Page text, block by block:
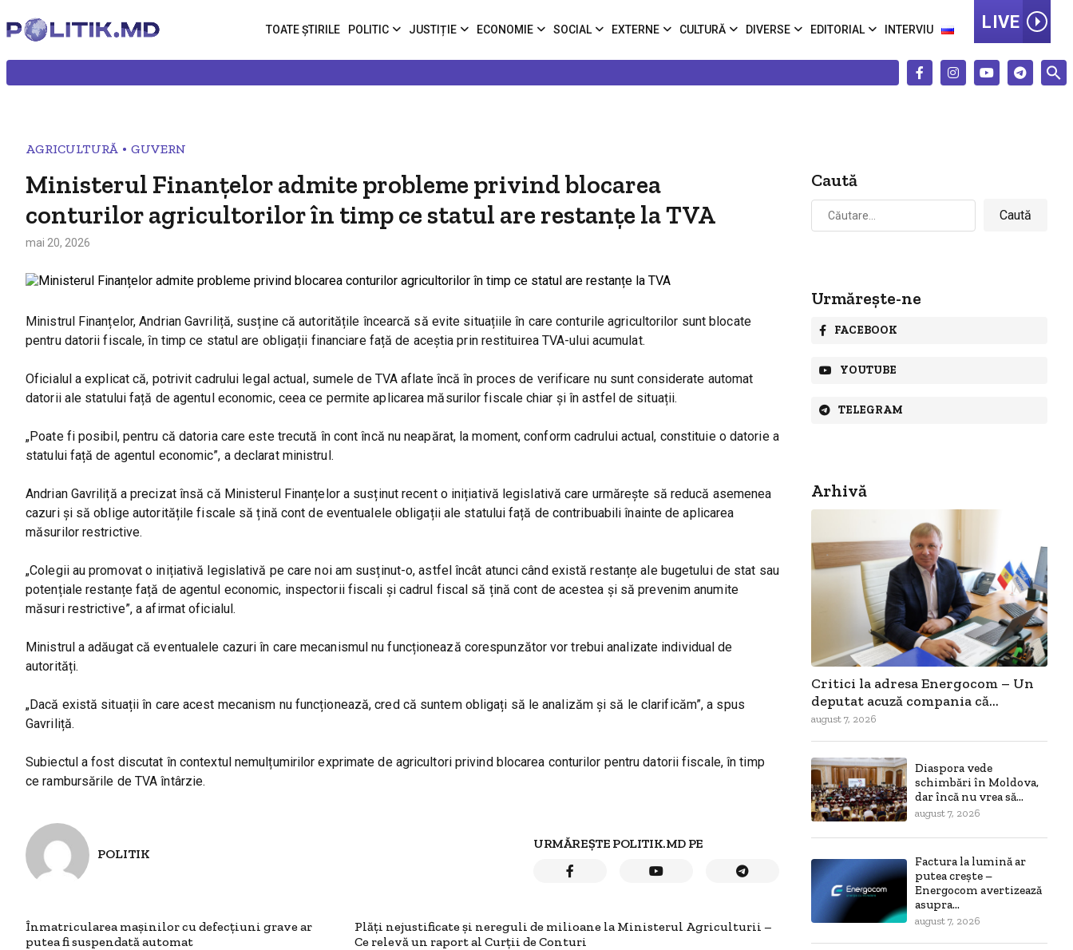
TOATE ȘTIRILE POLITIC JUSTIȚIE ECONOMIE SOCIAL EXTERNE CULTURĂ DIVERSE EDITORIAL INTERVIU LIVE
AGRICULTURĂ • GUVERN
Ministerul Finanțelor admite probleme privind blocarea
conturilor agricultorilor în timp ce statul are restanțe la TVA
mai 20, 2026
Ministrul Finanțelor, Andrian Gavriliță, susține că autoritățile încearcă să evite situațiile în care conturile agricultorilor sunt blocate
pentru datorii fiscale, în timp ce statul are obligații financiare față de aceștia prin restituirea TVA-ului acumulat.
Oficialul a explicat că, potrivit cadrului legal actual, sumele de TVA aflate încă în proces de verificare nu sunt considerate automat
datorii ale statului față de agentul economic, ceea ce permite aplicarea măsurilor fiscale chiar și în astfel de situații.
„Poate fi posibil, pentru că datoria care este trecută în cont încă nu neapărat, la moment, conform cadrului actual, constituie o datorie a
statului față de agentul economic”, a declarat ministrul.
Andrian Gavriliță a precizat însă că Ministerul Finanțelor a susținut recent o inițiativă legislativă care urmărește să reducă asemenea
cazuri și să oblige autoritățile fiscale să țină cont de eventualele obligații ale statului față de contribuabili înainte de aplicarea
măsurilor restrictive.
„Colegii au promovat o inițiativă legislativă pe care noi am susținut-o, astfel încât atunci când există restanțe ale bugetului de stat sau
potențiale restanțe față de agentul economic, inspectorii fiscali și cadrul fiscal să țină cont de acestea și să prevenim anumite
măsuri restrictive”, a afirmat oficialul.
Ministrul a adăugat că eventualele cazuri în care mecanismul nu funcționează corespunzător vor trebui analizate individual de
autorități.
„Dacă există situații în care acest mecanism nu funcționează, cred că suntem obligați să le analizăm și să le clarificăm”, a spus
Gavriliță.
Subiectul a fost discutat în contextul nemulțumirilor exprimate de agricultori privind blocarea conturilor pentru datorii fiscale, în timp
ce rambursările de TVA întârzie.
POLITIK
URMĂREȘTE POLITIK.MD PE
Înmatricularea mașinilor cu defecțiuni grave ar
putea fi suspendată automat
Plăți nejustificate și nereguli de milioane la Ministerul Agriculturii –
Ce relevă un raport al Curții de Conturi
Caută
Caută
după:
Urmărește-ne
FACEBOOK
YOUTUBE
TELEGRAM
Arhivă
Critici la adresa Energocom – Un
deputat acuză compania că...
august 7, 2026
Diaspora vede
schimbări în Moldova,
dar încă nu vrea să...
august 7, 2026
Factura la lumină ar
putea crește –
Energocom avertizează
asupra...
august 7, 2026